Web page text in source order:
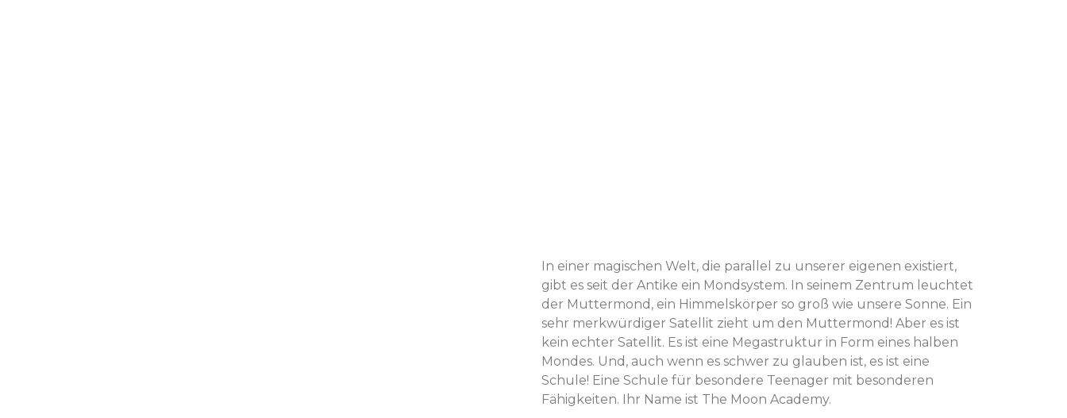
In einer magischen Welt, die parallel zu unserer eigenen existiert,
gibt es seit der Antike ein Mondsystem. In seinem Zentrum leuchtet
der Muttermond, ein Himmelskörper so groß wie unsere Sonne. Ein
sehr merkwürdiger Satellit zieht um den Muttermond! Aber es ist
kein echter Satellit. Es ist eine Megastruktur in Form eines halben
Mondes. Und, auch wenn es schwer zu glauben ist, es ist eine
Schule! Eine Schule für besondere Teenager mit besonderen
Fähigkeiten. Ihr Name ist The Moon Academy.